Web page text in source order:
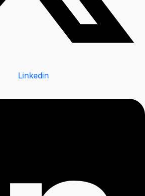
Linkedin